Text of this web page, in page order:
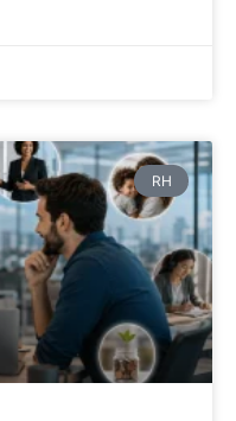
RH